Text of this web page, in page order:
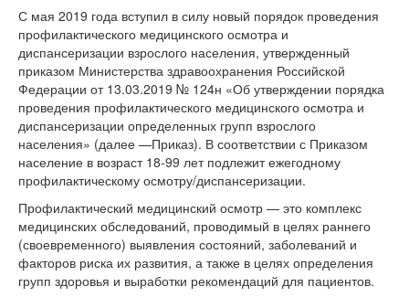
С мая 2019 года вступил в силу новый порядок проведения
профилактического медицинского осмотра и
диспансеризации взрослого населения, утвержденный
приказом Министерства здравоохранения Российской
Федерации от 13.03.2019 № 124н «Об утверждении порядка
проведения профилактического медицинского осмотра и
диспансеризации определенных групп взрослого
населения» (далее —Приказ). В соответствии с Приказом
население в возраст 18-99 лет подлежит ежегодному
профилактическому осмотру/диспансеризации.
Профилактический медицинский осмотр — это комплекс
медицинских обследований, проводимый в целях раннего
(своевременного) выявления состояний, заболеваний и
факторов риска их развития, а также в целях определения
групп здоровья и выработки рекомендаций для пациентов.